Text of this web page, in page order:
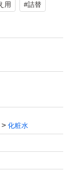
用 #詰替
化粧水